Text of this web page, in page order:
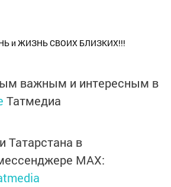
и ЖИЗНЬ СВОИХ БЛИЗКИХ!!!
важным и интересным в
Татмедиа
Татарстана в
MАХ: